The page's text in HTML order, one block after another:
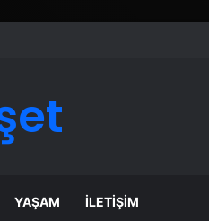
YAŞAM İLETIŞIM